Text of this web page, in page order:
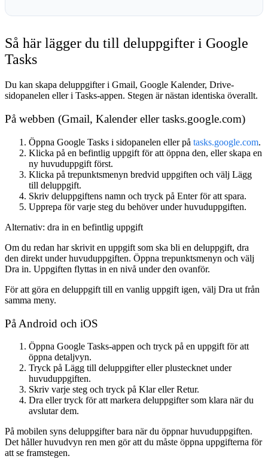
Så här lägger du till deluppgifter i Google
Tasks
Du kan skapa deluppgifter i Gmail, Google Kalender, Drive-
sidopanelen eller i Tasks-appen. Stegen är nästan identiska överallt.
På webben (Gmail, Kalender eller tasks.google.com)
Öppna Google Tasks i sidopanelen eller på tasks.google.com.
Klicka på en befintlig uppgift för att öppna den, eller skapa en
ny huvuduppgift först.
Klicka på trepunktsmenyn bredvid uppgiften och välj Lägg
till deluppgift.
Skriv deluppgiftens namn och tryck på Enter för att spara.
Upprepa för varje steg du behöver under huvuduppgiften.
Alternativ: dra in en befintlig uppgift
Om du redan har skrivit en uppgift som ska bli en deluppgift, dra
den direkt under huvuduppgiften. Öppna trepunktsmenyn och välj
Dra in. Uppgiften flyttas in en nivå under den ovanför.
För att göra en deluppgift till en vanlig uppgift igen, välj Dra ut från
samma meny.
På Android och iOS
Öppna Google Tasks-appen och tryck på en uppgift för att
öppna detaljvyn.
Tryck på Lägg till deluppgiftereller plustecknet under
huvuduppgiften.
Skriv varje steg och tryck på Klar eller Retur.
Dra eller tryck för att markera deluppgifter som klara när du
avslutar dem.
På mobilen syns deluppgifter bara när du öppnar huvuduppgiften.
Det håller huvudvyn ren men gör att du måste öppna uppgifterna för
att se framstegen.